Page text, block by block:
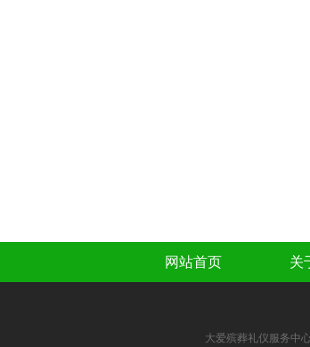
网站首页 关
大爱殡葬礼仪服务中